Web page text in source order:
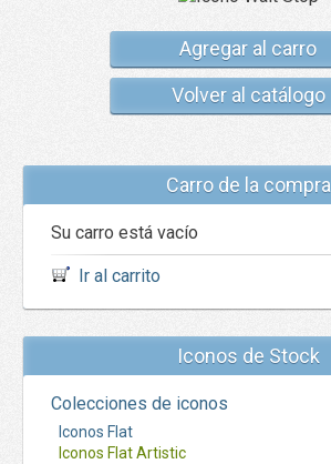
Agregar al carro
Volver al catálogo
Carro de la compra
Su carro está vacío
Ir al carrito
Iconos de Stock
Colecciones de iconos
Iconos Flat
Iconos Flat Artistic